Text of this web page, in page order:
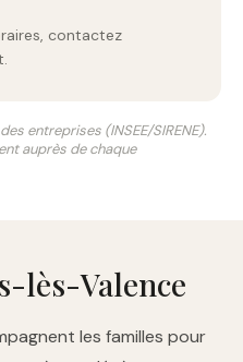
contactez
entreprises (INSEE/SIRENE).
auprès de chaque
lès-Valence
les familles pour